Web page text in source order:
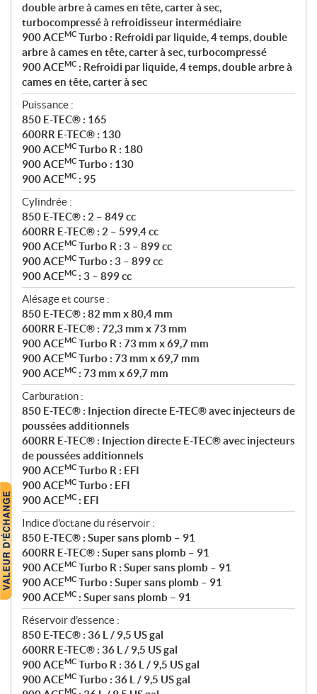
double arbre à cames en tête, carter à sec,
turbocompressé à refroidisseur intermédiaire
900 ACEMC Turbo : Refroidi par liquide, 4 temps, double
arbre à cames en tête, carter à sec, turbocompressé
900 ACEMC : Refroidi par liquide, 4 temps, double arbre à
cames en tête, carter à sec
Puissance :
850 E-TEC® : 165
600RR E-TEC® : 130
900 ACEMC Turbo R : 180
900 ACEMC Turbo : 130
900 ACEMC : 95
Cylindrée :
850 E-TEC® : 2 – 849 cc
600RR E-TEC® : 2 – 599,4 cc
900 ACEMC Turbo R : 3 – 899 cc
900 ACEMC Turbo : 3 – 899 cc
900 ACEMC : 3 – 899 cc
Alésage et course :
850 E-TEC® : 82 mm x 80,4 mm
600RR E-TEC® : 72,3 mm x 73 mm
900 ACEMC Turbo R : 73 mm x 69,7 mm
900 ACEMC Turbo : 73 mm x 69,7 mm
900 ACEMC : 73 mm x 69,7 mm
Carburation :
850 E-TEC® : Injection directe E-TEC® avec injecteurs de
poussées additionnels
600RR E-TEC® : Injection directe E-TEC® avec injecteurs
de poussées additionnels
900 ACEMC Turbo R : EFI
900 ACEMC Turbo : EFI
900 ACEMC : EFI
Indice d'octane du réservoir :
850 E-TEC® : Super sans plomb – 91
600RR E-TEC® : Super sans plomb – 91
900 ACEMC Turbo R : Super sans plomb – 91
900 ACEMC Turbo : Super sans plomb – 91
900 ACEMC : Super sans plomb – 91
Réservoir d'essence :
850 E-TEC® : 36 L / 9,5 US gal
600RR E-TEC® : 36 L / 9,5 US gal
900 ACEMC Turbo R : 36 L / 9,5 US gal
900 ACEMC Turbo : 36 L / 9,5 US gal
MC